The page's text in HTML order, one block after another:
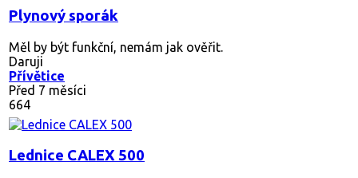
Plynový sporák
Měl by být funkční, nemám jak ověřit.
Daruji
Přívětice
Před 7 měsíci
664
Lednice CALEX 500